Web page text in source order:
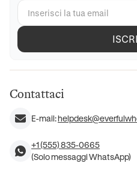
Contattaci
E-mail:
+1 (555) 835-0665
(Solo messaggi WhatsApp)